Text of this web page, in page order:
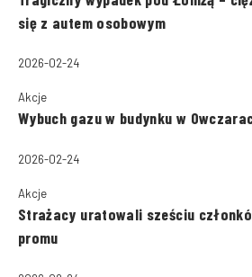
się z autem osobowym
2026-02-24
Akcje
Wybuch gazu w budynku w
2026-02-24
Akcje
Strażacy uratowali sześciu
promu